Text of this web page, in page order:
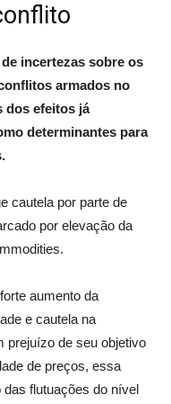
incertezas sobre os
armados no
dos efeitos já
determinantes para
cautela por parte de
por elevação da
aumento da
e cautela na
prejuízo de seu objetivo
de preços, essa
flutuações do nível